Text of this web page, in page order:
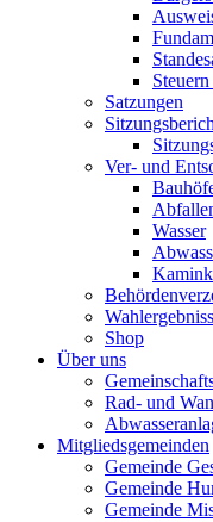
Satzungen
Ver- und
Wasser
Shop
Über uns
Rad- und
Mitgliedsgemeinden
Gemeinde
Gemeinde
Gemeinde